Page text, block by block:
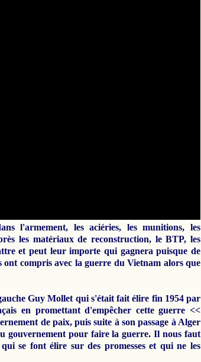
l'armement, les aciéries, les munitions, les
les matériaux de reconstruction, le BTP, les
et peut leur importe qui gagnera puisque de
compris avec la guerre du Vietnam alors que
Guy Mollet qui s'était fait élire fin 1954 par
en promettant d'empêcher cette guerre <<
de paix, puis suite à son passage à Alger
gouvernement pour faire la guerre. Il nous faut
se font élire sur des promesses et qui ne les